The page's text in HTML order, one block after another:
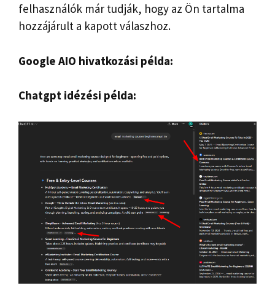
felhasználók már tudják, hogy az Ön tartalma
hozzájárult a kapott válaszhoz.
Google AIO hivatkozási példa:
Chatgpt idézési példa: